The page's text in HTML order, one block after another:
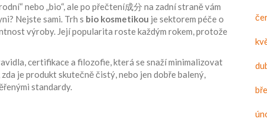
nebo „bio“, ale po přečtení成分 na zadní straně vám
Nejste sami. Trh s bio kosmetikou jesektorem péče o
výroby. Její popularita roste každým rokem, protože
certifikace a filozofie, která se snaží minimalizovat
je produkt skutečně čistý, nebo jen dobře balený,
standardy.